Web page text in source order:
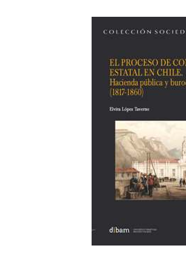
LATIN AMERICAN
STATE BUILDING
PROCESS (1780-
SERVE THE POWER
SERVE THE STATE.
AMERICA AND
JUSTICIA,
CONSTRUCCIÓN
ESTADO
LAS FUERZAS DE
CONSTRUCCIÓN
ESTADO: AMÉRICA
LATINA, SIGLO XIX